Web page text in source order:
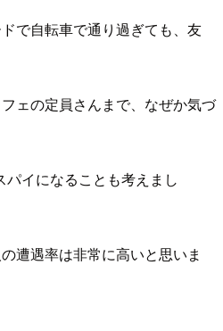
で自転車で通り過ぎても、友
ェの定員さんまで、なぜか気づ
イになることも考えまし
遭遇率は非常に高いと思いま